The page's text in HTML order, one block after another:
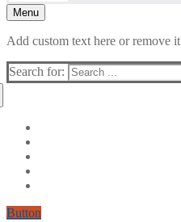
Menu
Add custom text here or remove it
Search for:
Button